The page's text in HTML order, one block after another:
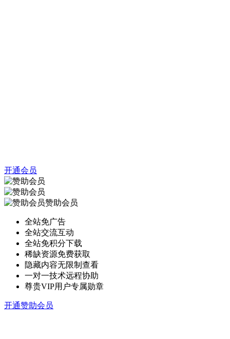
开通会员
赞助会员
全站免广告
全站交流互动
全站免积分下载
稀缺资源免费获取
隐藏内容无限制查看
一对一技术远程协助
尊贵VIP用户专属勋章
开通赞助会员